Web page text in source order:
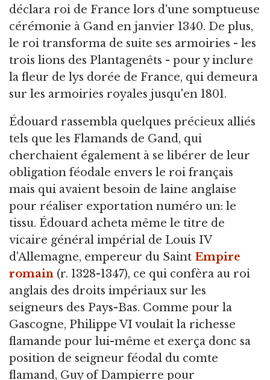
déclara roi de France lors d'une somptueuse
cérémonie à Gand en janvier 1340. De plus,
le roi transforma de suite ses armoiries - les
trois lions des Plantagenêts - pour y inclure
la fleur de lys dorée de France, qui demeura
sur les armoiries royales jusqu'en 1801.
Édouard rassembla quelques précieux alliés
tels que les Flamands de Gand, qui
cherchaient également à se libérer de leur
obligation féodale envers le roi français
mais qui avaient besoin de laine anglaise
pour réaliser exportation numéro un: le
tissu. Édouard acheta même le titre de
vicaire général impérial de Louis IV
d'Allemagne, empereur du Saint Empire
romain (r. 1328-1347), ce qui confèra au roi
anglais des droits impériaux sur les
seigneurs des Pays-Bas. Comme pour la
Gascogne, Philippe VI voulait la richesse
flamande pour lui-même et exerça donc sa
position de seigneur féodal du comte
flamand, Guy of Dampierre pour